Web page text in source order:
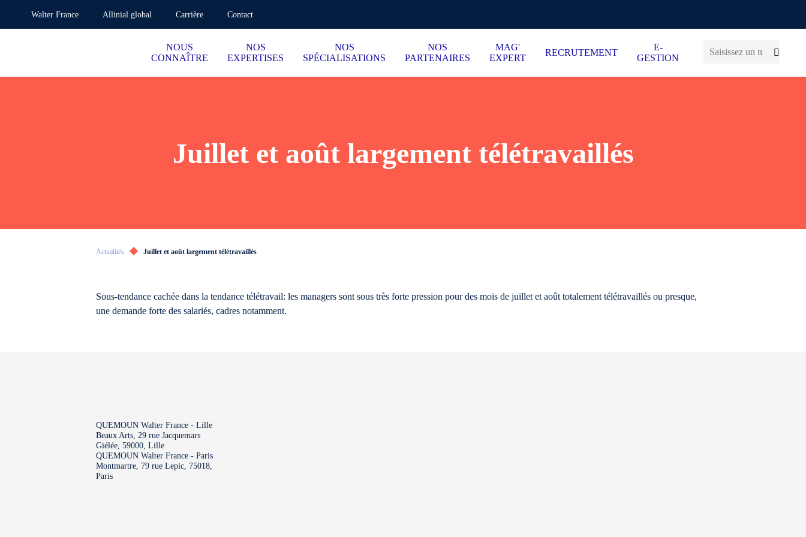
Walter France Allinial global Carrière Contact
NOUS
CONNAÎTRE
NOS
EXPERTISES
NOS
SPÉCIALISATIONS
NOS
PARTENAIRES
MAG'
EXPERT
RECRUTEMENT
E-
GESTION
Juillet et août largement télétravaillés
Actualités Juillet et août largement télétravaillés
Sous-tendance cachée dans la tendance télétravail: les managers sont sous très forte pression pour des mois de juillet et août totalement télétravaillés ou presque,
une demande forte des salariés, cadres notamment.
QUEMOUN Walter France - Lille
Beaux Arts, 29 rue Jacquemars
Giélée, 59000, Lille
QUEMOUN Walter France - Paris
Montmartre, 79 rue Lepic, 75018,
Paris